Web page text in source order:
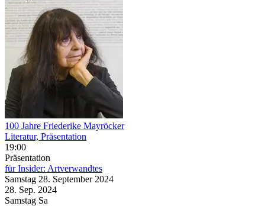
100 Jahre Friederike Mayröcker
Literatur, Präsentation
19:00
Präsentation
für Insider: Artverwandtes
Samstag 28. September 2024
28. Sep. 2024
Samstag Sa